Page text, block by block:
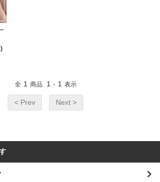
全 1 商品 1 - 1 表示
< Prev Next >